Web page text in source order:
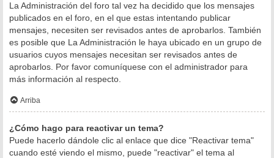
La Administración del foro tal vez ha decidido que los mensajes
publicados en el foro, en el que estas intentando publicar
mensajes, necesiten ser revisados antes de aprobarlos. También
es posible que La Administración le haya ubicado en un grupo de
usuarios cuyos mensajes necesitan ser revisados antes de
aprobarlos. Por favor comuníquese con el administrador para
más información al respecto.
Arriba
¿Cómo hago para reactivar un tema?
Puede hacerlo dándole clic al enlace que dice "Reactivar tema"
cuando esté viendo el mismo, puede "reactivar" el tema al